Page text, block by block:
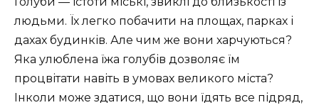
людьми. Їх легко побачити на площах, парках і
дахах будинків. Але чим же вони харчуються?
Яка улюблена їжа голубів дозволяє їм
процвітати навіть в умовах великого міста?
Інколи може здатися, що вони їдять все підряд,